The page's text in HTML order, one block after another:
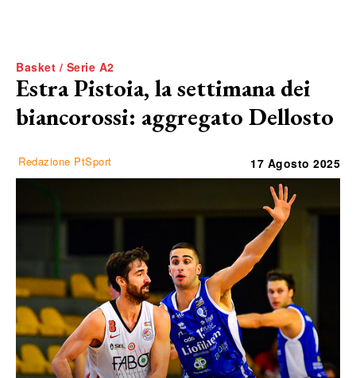
Basket / Serie A2
Estra Pistoia, la settimana dei
biancorossi: aggregato Dellosto
Redazione PtSport 17 Agosto 2025